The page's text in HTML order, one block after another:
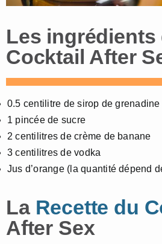
Les ingrédients
Cocktail After
0.5 centilitre de sirop de grenadine
1 pincée de sucre
2 centilitres de crème de banane
3 centilitres de vodka
Jus d’orange (la quantité dépend
La Recette du
After Sex